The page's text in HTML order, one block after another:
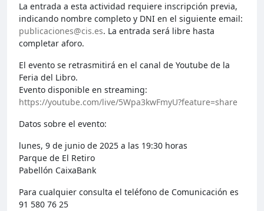
La entrada a esta actividad requiere inscripción previa,
indicando nombre completo y DNI en el siguiente email:
publicaciones@cis.es. La entrada será libre hasta
completar aforo.
El evento se retrasmitirá en el canal de Youtube de la
Feria del Libro.
Evento disponible en streaming:
https://youtube.com/live/5Wpa3kwFmyU?feature=share
Datos sobre el evento:
lunes, 9 de junio de 2025 a las 19:30 horas
Parque de El Retiro
Pabellón CaixaBank
Para cualquier consulta el teléfono de Comunicación es
91 580 76 25